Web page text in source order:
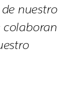
nuestro
colaboran